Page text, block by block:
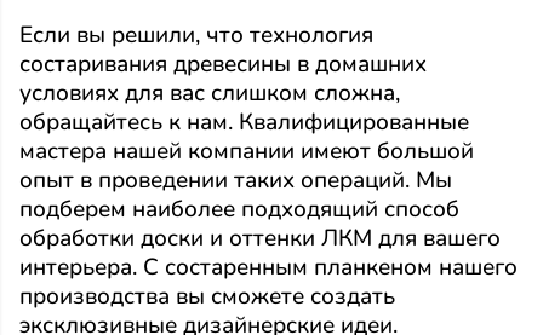
Если вы решили, что технология
состаривания древесины в домашних
условиях для вас слишком сложна,
обращайтесь к нам. Квалифицированные
мастера нашей компании имеют большой
опыт в проведении таких операций. Мы
подберем наиболее подходящий способ
обработки доски и оттенки ЛКМ для вашего
интерьера. С состаренным планкеном нашего
производства вы сможете создать
эксклюзивные дизайнерские идеи.